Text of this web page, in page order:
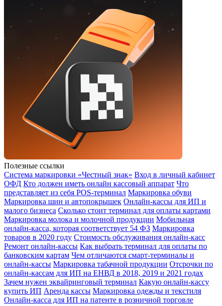
Полезные ссылки
Система маркировки «Честный знак» Вход в личный кабинет
ОФД Кто должен иметь онлайн кассовый аппарат Что
представляет из себя POS-терминал Маркировка обуви
Маркировка шин и автопокрышек Онлайн-кассы для ИП и
малого бизнеса Сколько стоит терминал для оплаты картами
Маркировка молока и молочной продукции Мобильная
онлайн-касса, которая соответствует 54 ФЗ Маркировка
товаров в 2020 году Стоимость обслуживания онлайн-касс
Ремонт онлайн-кассы Как выбрать терминал для оплаты по
банковским картам Чем отличаются смарт-терминалы и
онлайн-кассы Маркировка табачной продукции Отсрочки по
онлайн-кассам для ИП на ЕНВД в 2018, 2019 и 2021 годах
Зачем нужен эквайринговый терминал Какую онлайн-кассу
купить ИП Аренда кассы Маркировка одежды и текстиля
Онлайн-касса для ИП на патенте в розничной торговле